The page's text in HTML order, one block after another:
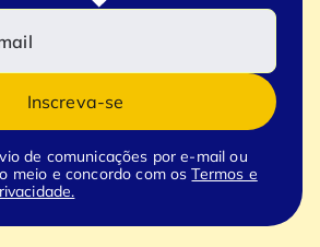
Inscreva-se
de comunicações por e-mail ou
meio e concordo com osTermos e